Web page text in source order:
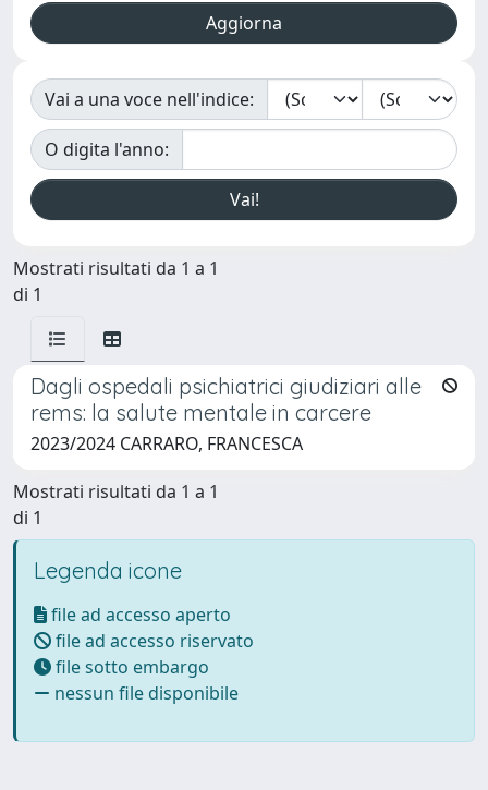
Vai a una voce nell'indice:
O digita l'anno:
Mostrati risultati da 1 a 1
di 1
Dagli ospedali psichiatrici giudiziari alle
rems: la salute mentale in carcere
2023/2024 CARRARO, FRANCESCA
Mostrati risultati da 1 a 1
di 1
Legenda icone
file ad accesso aperto
file ad accesso riservato
file sotto embargo
nessun file disponibile